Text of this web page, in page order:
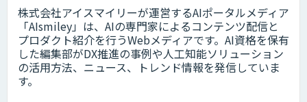
株式会社アイスマイリーが運営するAIポータルメディア
「AIsmiley」は、AIの専門家によるコンテンツ配信と
プロダクト紹介を行うWebメディアです。AI資格を保有
した編集部がDX推進の事例や人工知能ソリューション
の活用方法、ニュース、トレンド情報を発信していま
す。